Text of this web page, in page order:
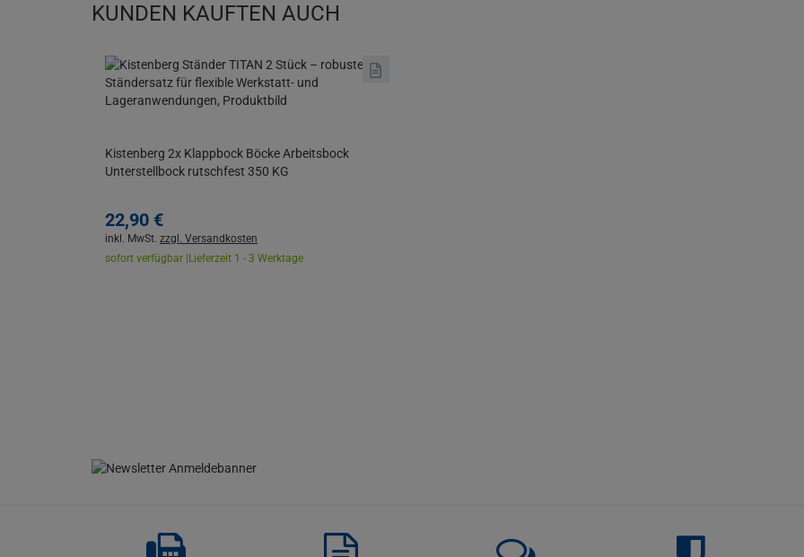
KUNDEN KAUFTEN AUCH
Kistenberg 2x Klappbock Böcke Arbeitsbock
Unterstellbock rutschfest 350 KG
22,90 €
inkl. MwSt. zzgl. Versandkosten
sofort verfügbar | Lieferzeit 1 - 3 Werktage